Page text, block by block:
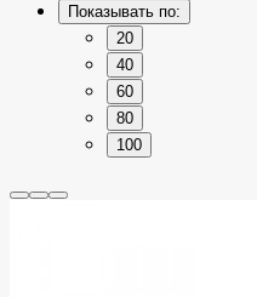
Показывать по:
20
40
60
80
100